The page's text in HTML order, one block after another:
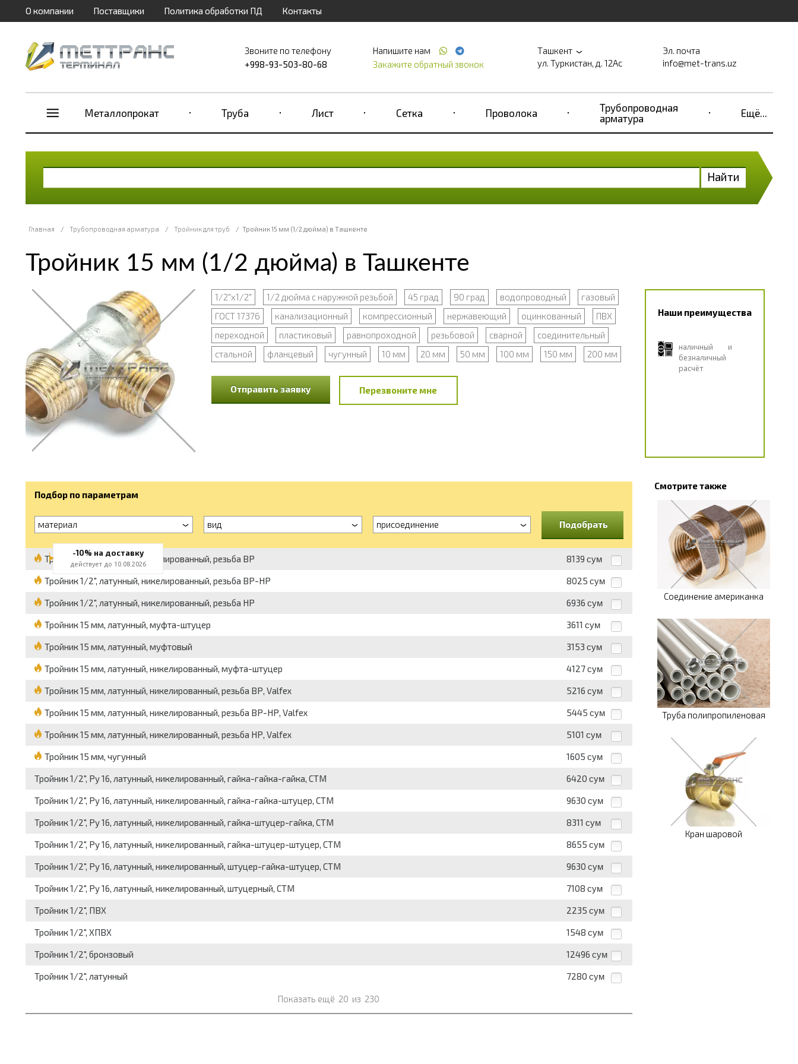
О компании Поставщики Политика обработки ПД Контакты
Звоните по телефону
+998-93-503-80-68
Напишите нам
Закажите обратный звонок
Ташкент
ул. Туркистан, д. 12Ас
Эл. почта
info@met-trans.uz
Металлопрокат Труба Лист Сетка Проволока
Трубопроводная
арматура
Ещё...
Найти
Главная / Трубопроводная арматура / Тройник для труб / Тройник 15 мм (1/2 дюйма) в Ташкенте
Тройник 15 мм (1/2 дюйма) в Ташкенте
1/2"х1/2" 1/2 дюйма с наружной резьбой 45 град 90 град водопроводный
газовый
ГОСТ 17376
канализационный компрессионный нержавеющий оцинкованный
ПВХ
переходной
пластиковый равнопроходной резьбовой сварной
соединительный
стальной
фланцевый чугунный 10 мм 20 мм 50 мм 100 мм 150 мм 200 мм
Отправить заявку Перезвоните мне
Наши преимущества
наличный и
безналичный
расчёт
Подбор по параметрам
материал вид присоединение Подобрать
Тройник 1/2", латунный, никелированный, резьба ВР 8139 сум
Тройник 1/2", латунный, никелированный, резьба ВР-НР 8025 сум
Тройник 1/2", латунный, никелированный, резьба НР 6936 сум
Тройник 15 мм, латунный, муфта-штуцер 3611 сум
Тройник 15 мм, латунный, муфтовый 3153 сум
Тройник 15 мм, латунный, никелированный, муфта-штуцер 4127 сум
Тройник 15 мм, латунный, никелированный, резьба ВР, Valfeх 5216 сум
Тройник 15 мм, латунный, никелированный, резьба ВР-НР, Valfeх 5445 сум
Тройник 15 мм, латунный, никелированный, резьба НР, Valfeх 5101 сум
Тройник 15 мм, чугунный 1605 сум
Тройник 1/2", Pу 16, латунный, никелированный, гайка-гайка-гайка, СТМ 6420 сум
Тройник 1/2", Pу 16, латунный, никелированный, гайка-гайка-штуцер, СТМ 9630 сум
Тройник 1/2", Pу 16, латунный, никелированный, гайка-штуцер-гайка, СТМ 8311 сум
Тройник 1/2", Pу 16, латунный, никелированный, гайка-штуцер-штуцер, СТМ 8655 сум
Тройник 1/2", Pу 16, латунный, никелированный, штуцер-гайка-штуцер, СТМ 9630 сум
Тройник 1/2", Pу 16, латунный, никелированный, штуцерный, СТМ 7108 сум
Тройник 1/2", ПВХ 2235 сум
Тройник 1/2", ХПВХ 1548 сум
Тройник 1/2", бронзовый 12496 сум
Тройник 1/2", латунный 7280 сум
Показать ещё 20 из 230
Смотрите также
Соединение американка
Труба полипропиленовая
Кран шаровой
-10% на доставку
действует до 10.08.2026